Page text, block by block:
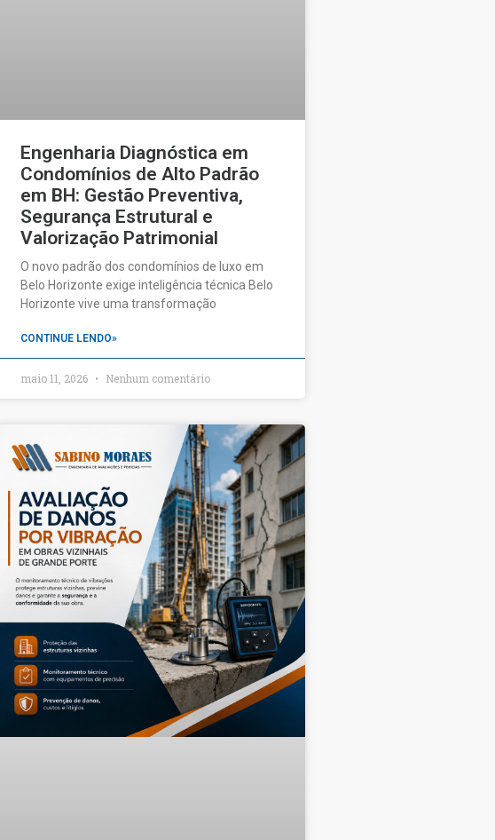
Engenharia Diagnóstica em
Condomínios de Alto Padrão
em BH: Gestão Preventiva,
Segurança Estrutural e
Valorização Patrimonial
O novo padrão dos condomínios de luxo em
Belo Horizonte exige inteligência técnica Belo
Horizonte vive uma transformação
CONTINUE LENDO»
maio 11, 2026 Nenhum comentário